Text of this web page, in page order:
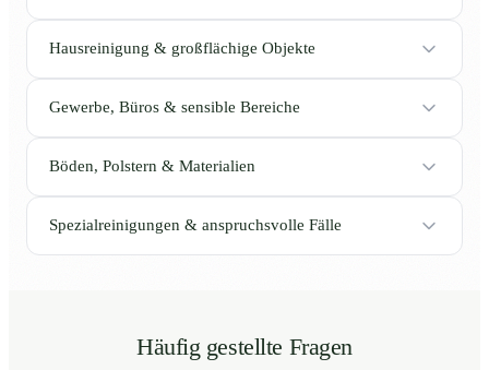
Hausreinigung & großflächige Objekte
Gewerbe, Büros & sensible Bereiche
Böden, Polstern & Materialien
Spezialreinigungen & anspruchsvolle Fälle
Häufig gestellte Fragen